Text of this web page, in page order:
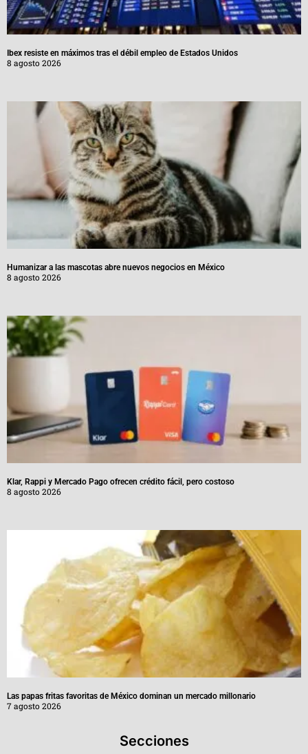
Ibex resiste en máximos tras el débil empleo de Estados Unidos
8 agosto 2026
Humanizar a las mascotas abre nuevos negocios en México
8 agosto 2026
Klar, Rappi y Mercado Pago ofrecen crédito fácil, pero costoso
8 agosto 2026
Las papas fritas favoritas de México dominan un mercado millonario
7 agosto 2026
Secciones